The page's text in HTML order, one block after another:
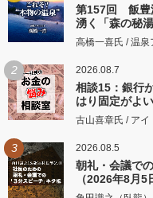
第157回 飯豊
湧く「森の秘湯
高橋一喜氏 / 温泉
2 2026.08.7
相談15：銀行
はり固定がよ
古山喜章氏 / ア
3 2026.08.5
朝礼・会議で
（2026年8月5